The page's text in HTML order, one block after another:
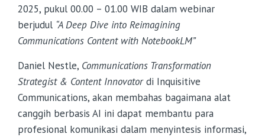
2025, pukul 00.00 – 01.00 WIB dalam webinar
berjudul “A Deep Dive into Reimagining
Communications Content with NotebookLM”
Daniel Nestle, Communications Transformation
Strategist & Content Innovatordi Inquisitive
Communications, akan membahas bagaimana alat
canggih berbasis AI ini dapat membantu para
profesional komunikasi dalam menyintesis informasi,